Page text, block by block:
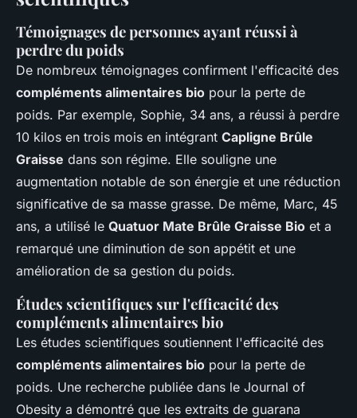
Témoignages de personnes ayant réussi à
perdre du poids
De nombreux témoignages confirment l'efficacité des
compléments alimentaires bio pour la perte de
poids. Par exemple, Sophie, 34 ans, a réussi à perdre
10 kilos en trois mois en intégrant Capligne Brûle
Graisse dans son régime. Elle souligne une
augmentation notable de son énergie et une réduction
significative de sa masse grasse. De même, Marc, 45
ans, a utilisé le Quatuor Mate Brûle Graisse Bio et a
remarqué une diminution de son appétit et une
amélioration de sa gestion du poids.
Études scientifiques sur l'efficacité des
compléments alimentaires bio
Les études scientifiques soutiennent l'efficacité des
compléments alimentaires bio pour la perte de
poids. Une recherche publiée dans le Journal of
Obesity a démontré que les extraits de guarana